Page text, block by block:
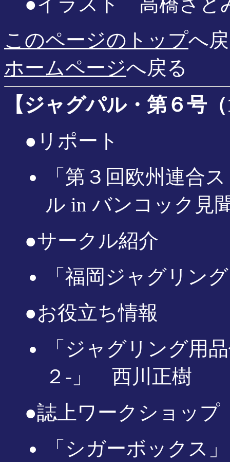
このページのトップへ
ホームページへ戻る
【ジャグパル・第６号
●リポート
「第３回欧州連合
ル in バンコック見
●サークル紹介
「福岡ジャグリ
●お役立ち情報
「ジャグリング用
２-」 西川正樹
●誌上ワークショップ
「シガーボックス